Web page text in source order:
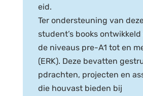
eid.
Ter ondersteuning van
student’s books ontwikkeld
de niveaus pre-A1 tot en
(ERK). Deze bevatten
pdrachten, projecten en
die houvast bieden bij